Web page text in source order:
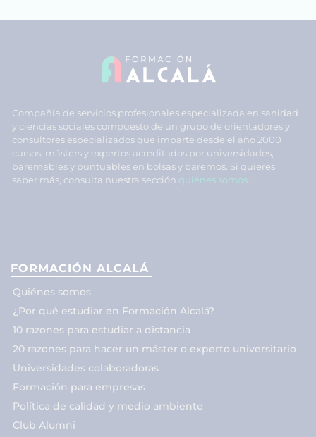
Compañía de servicios profesionales especializada en sanidad
y ciencias sociales compuesto de un grupo de orientadores y
consultores especializados que imparte desde el año 2000
cursos, másters y expertos acreditados por universidades,
baremables y puntuables en bolsas y baremos. Si quieres
saber más, consulta nuestra sección quiénes somos
FORMACIÓN ALCALÁ
Quiénes somos
¿Por qué estudiar en Formación Alcalá?
10 razones para estudiar a distancia
20 razones para hacer un máster o experto universitario
Universidades colaboradoras
Formación para empresas
Política de calidad y medio ambiente
Club Alumni